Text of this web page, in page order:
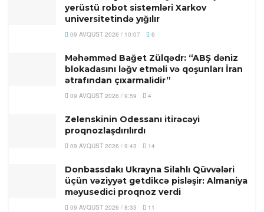
yerüstü robot sistemləri Xarkov
universitetində yığılır
09 AVQUST 2026 / 10:07 6
Məhəmməd Bağet Zülqədr: “ABŞ dəniz
blokadasını ləğv etməli və qoşunları İran
ətrafından çıxarmalidir”
09 AVQUST 2026 / 9:59 4
Zelenskinin Odessanı itirəcəyi
proqnozlaşdırılırdı
09 AVQUST 2026 / 9:43 14
Donbassdakı Ukrayna Silahlı Qüvvələri
üçün vəziyyət getdikcə pisləşir: Almaniya
məyusedici proqnoz verdi
09 AVQUST 2026 / 8:33 11